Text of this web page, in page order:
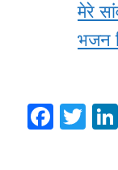
मेरे
भजन
F
T